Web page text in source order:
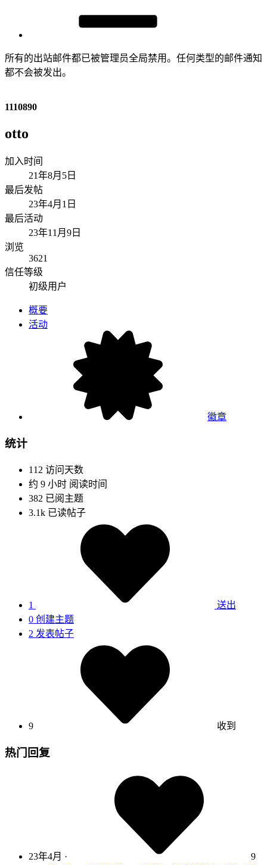
所有的出站邮件都已被管理员全局禁用。任何类型的邮件通知
都不会被发出。
1110890
otto
加入时间
21年8月5日
最后发帖
23年4月1日
最后活动
23年11月9日
浏览
3621
信任等级
初级用户
概要
活动
徽章
统计
112 访问天数
约 9 小时 阅读时间
382 已阅主题
3.1k 已读帖子
1
送出
0 创建主题
2 发表帖子
9 收到
热门回复
23年4月 ·
9